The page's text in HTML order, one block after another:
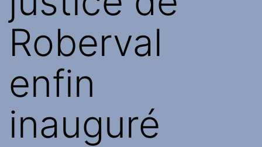
Roberval
enfin
inauguré